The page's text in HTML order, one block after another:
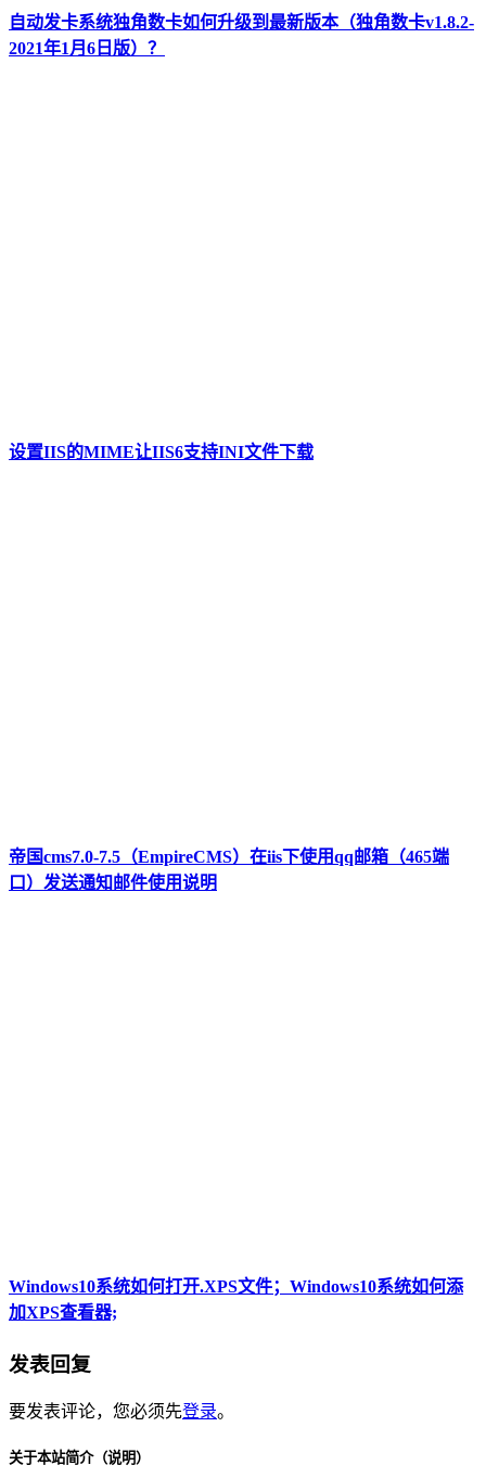
自动发卡系统独角数卡如何升级到最新版本（独角数卡v1.8.2-
2021年1月6日版）？
设置IIS的MIME让IIS6支持INI文件下载
帝国cms7.0-7.5（EmpireCMS）在iis下使用qq邮箱（465端
口）发送通知邮件使用说明
Windows10系统如何打开.XPS文件；Windows10系统如何添
加XPS查看器;
发表回复
要发表评论，您必须先登录。
关于本站简介（说明）